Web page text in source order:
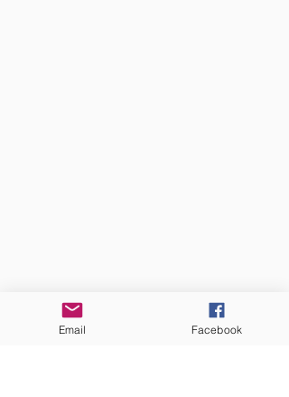
Email Facebook